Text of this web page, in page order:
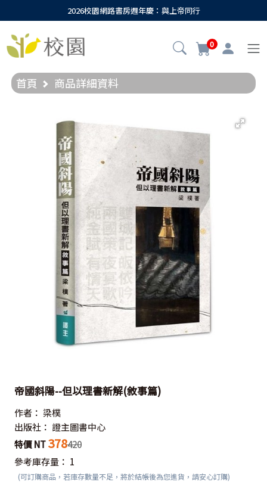
2026校園網路書房週年慶：與上帝同行
0
首頁 商品詳細資料
帝國斜陽--但以理書新解(敘事篇)
作者： 梁樸
出版社： 證主圖書中心
特價 NT 378420
參考庫存量： 1
(可訂購商品，若庫存數量不足，將於結帳後為您進貨，請安心訂購)